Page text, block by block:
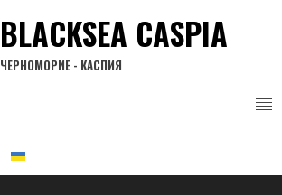
BLACKSEA CASPIA
ЧЕРНОМОРИЕ - КАСПИЯ